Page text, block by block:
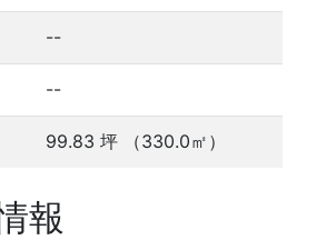
--
--
99.83 坪 （330.0㎡）
報